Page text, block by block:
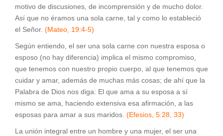
motivo de discusiones, de incomprensión y de mucho dolor.
Así que no éramos una sola carne, tal y como lo estableció
el Señor. (Mateo, 19:4-5)
Según entiendo, el ser una sola carne con nuestra esposa o
esposo (no hay diferencia) implica el mismo compromiso,
que tenemos con nuestro propio cuerpo, al que tenemos que
cuidar y amar, además de muchas más cosas; de ahí que la
Palabra de Dios nos diga: El que ama a su esposa a sí
mismo se ama, haciendo extensiva esa afirmación, a las
esposas para amar a sus maridos. (Efesios, 5:28, 33)
La unión integral entre un hombre y una mujer, el ser una